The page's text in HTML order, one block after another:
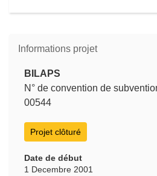
Informations projet
BILAPS
N° de convention de
00544
Projet clôturé
Date de début
1 Decembre 2001